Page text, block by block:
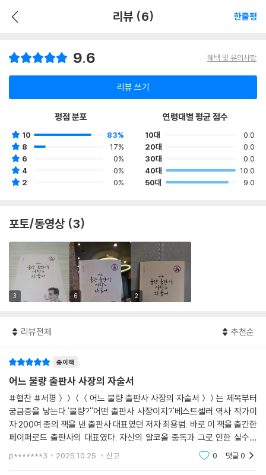
리뷰 (6) 한줄평
9.6 혜택 및 유의사항
리뷰 쓰기
평점 분포
10
83%
8
17%
6
0%
4
0%
2
0%
연령대별 평균 점수
10대
0.0
20대
0.0
30대
0.0
40대
10.0
50대
9.0
포토/동영상 (3)
3 6 2
리뷰전체 추천순
종이책
어느 불량 출판사 사장의 자술서
#협찬 #서평＞＞＜＜어느 불량 출판사 사장의 자술서＞＞는 제목부터
궁금증을 낳는다.'불량?''어떤 출판사 사장이지?'베스트셀러 역사 작가이
자 200여 종의 책을 낸 출판사 대표였던 저자 최용범. 바로 이 책을 출간한
페이퍼로드 출판사의 대표였다. 자신의 알코올 중독과 그로 인한 실수와
파탄을 담담히 고백한 에세이다. 그는 한때 출판업계의 중심에서 ‘밥벌이
되는 글’을 쓰던
p*******3 2025.10.25. 신고 0 댓글0